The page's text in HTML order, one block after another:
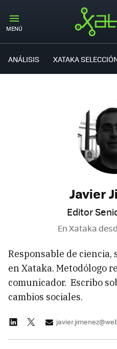
MENÚ
ANÁLISIS XATAKA
Javier
Editor
En Xataka
Responsable de
en Xataka. Metodólogo
comunicador. Escribo
cambios sociales.